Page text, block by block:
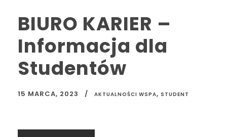
BIURO KARIER –
Informacja dla
Studentów
15 MARCA, 2023 AKTUALNOŚCI WSPA, STUDENT